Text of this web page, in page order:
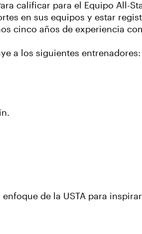
calificar para el Equipo All-
en sus equipos y estar
cinco años de experiencia
a los siguientes entrenadores:
de la USTA para